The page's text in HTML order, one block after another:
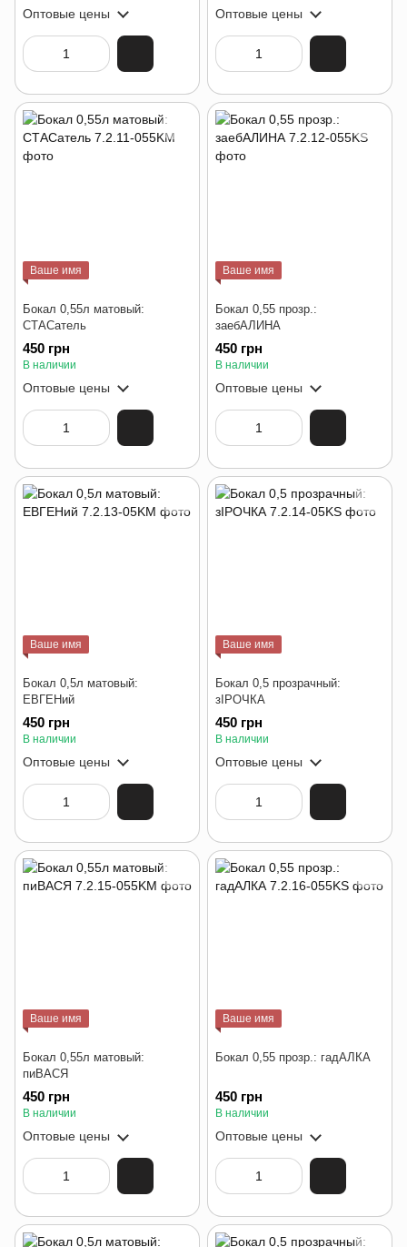
Оптовые цены Оптовые цены
Ваше имя
Бокал 0,55л матовый:
СТАСатель
450 грн
В наличии
Оптовые цены
Ваше имя
Бокал 0,55 прозр.:
заебАЛИНА
450 грн
В наличии
Оптовые цены
Ваше имя
Бокал 0,5л матовый:
ЕВГЕНий
450 грн
В наличии
Оптовые цены
Ваше имя
Бокал 0,5 прозрачный:
зІРОЧКА
450 грн
В наличии
Оптовые цены
Ваше имя
Бокал 0,55л матовый:
пиВАСЯ
450 грн
В наличии
Оптовые цены
Ваше имя
Бокал 0,55 прозр.: гадАЛКА
450 грн
В наличии
Оптовые цены